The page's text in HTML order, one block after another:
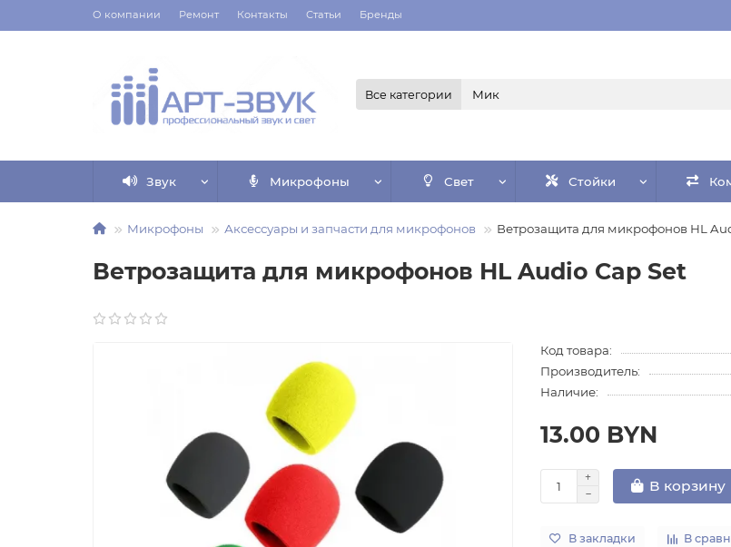
О компании Ремонт Контакты Статьи Бренды
Все категории
Звук Микрофоны Свет Стойки
Микрофоны Аксессуары и запчасти для микрофонов Ветрозащита для микрофонов HL
Ветрозащита для микрофонов HL Audio Cap Set
Код товара:
Производитель:
Наличие:
13.00 BYN
В корзину
В закладки В